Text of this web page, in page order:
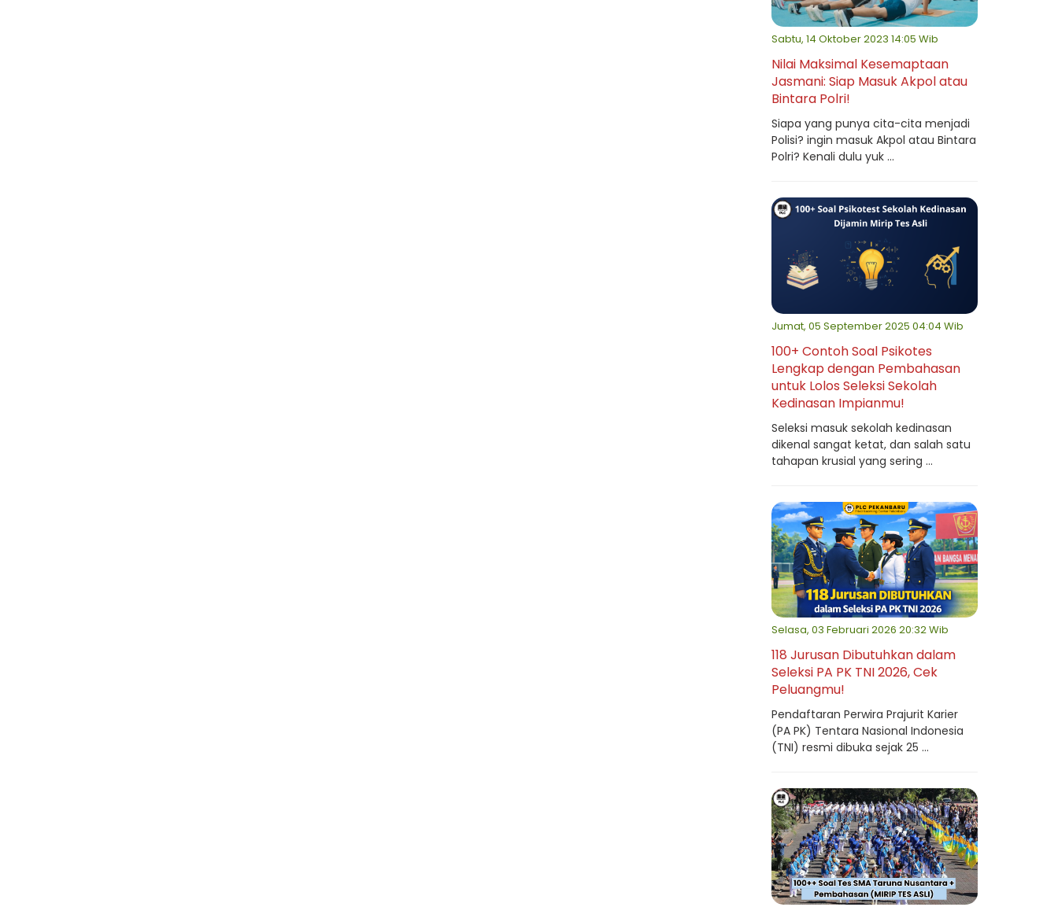
Sabtu, 14 Oktober 2023 14:05 Wib
Nilai Maksimal Kesemaptaan
Jasmani: Siap Masuk Akpol atau
Bintara Polri!
Siapa yang punya cita-cita menjadi
Polisi? ingin masuk Akpol atau Bintara
Polri? Kenali dulu yuk ...
Jumat, 05 September 2025 04:04 Wib
100+ Contoh Soal Psikotes
Lengkap dengan Pembahasan
untuk Lolos Seleksi Sekolah
Kedinasan Impianmu!
Seleksi masuk sekolah kedinasan
dikenal sangat ketat, dan salah satu
tahapan krusial yang sering ...
Selasa, 03 Februari 2026 20:32 Wib
118 Jurusan Dibutuhkan dalam
Seleksi PA PK TNI 2026, Cek
Peluangmu!
Pendaftaran Perwira Prajurit Karier
(PA PK) Tentara Nasional Indonesia
(TNI) resmi dibuka sejak 25 ...